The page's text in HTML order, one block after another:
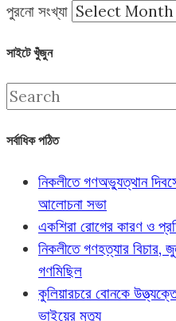
পুরনো সংখ্যা
সাইটে খুঁজুন
সর্বাধিক পঠিত
নিকলীতে গণঅভ্যুত্থান
আলোচনা সভা
একশিরা রোগের কারণ ও
নিকলীতে গণহত্যার বিচার,
গণমিছিল
কুলিয়ারচরে বোনকে
ভাইয়ের মৃত্যু